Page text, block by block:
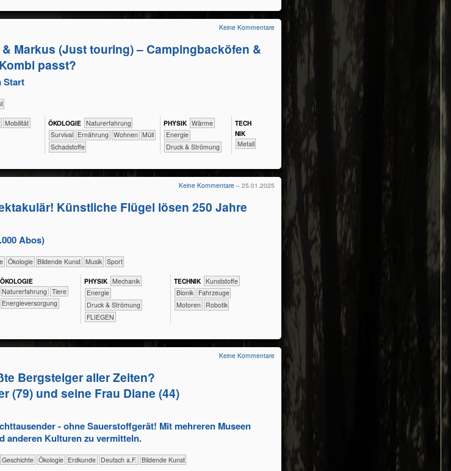
& Markus (Just touring) – Campingbacköfen &
passt?
Start
​​​Mobilität
ÖKO​LOGIE ​​​​​​​​​​​​​Naturerfahrung
​​​​​​​​​​​​Survival ​​​​Ernährung ​​​​Wohnen ​Müll
​Schadstoffe
PHY​SIK ​​​​​Wärme
​​Energie
Druck & Strömung
TECH​
NIK
​​​​​​​​Metall
Keine Kommentare
Künstliche Flügel lösen 250 Jahre
Abos)
​​​​​​​​Ökologie Bildende Kunst Musik Sport
ÖKO​LOGIE
​​​​​​​​​​​​​Naturerfahrung ​​​​​​​​Tiere
​​​Energieversorgung
PHY​SIK ​​​Mechanik
​​Energie
Druck & Strömung
FLIEGEN
TECH​NIK ​​​​​​​​Kunststoffe
​​​​​​Bionik
​Fahrzeuge
Motoren
Robotik
Keine Kommentare – 25.01.2025
Bergsteiger aller Zeiten?
(79) und seine Frau Diane (44)
- ohne Sauerstoffgerät! Mit mehreren Museen
anderen Kulturen zu vermitteln.
​​​​​​​​Geschichte ​​​​​​​​Ökologie ​​​​​Erdkunde ​​​Deutsch a.F. Bildende Kunst
Keine Kommentare